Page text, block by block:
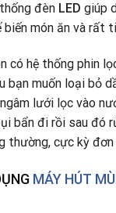
đèn LED giúp
biến món ăn và rất
có hệ thống phin
bạn muốn loại bỏ
lưới lọc vào
bẩn đi rồi sau đó
thường, cực kỳ đơn
MÁY HÚT